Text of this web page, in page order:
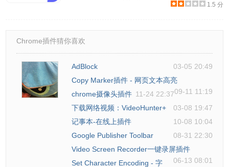
1.5 分
Chrome插件猜你喜欢
AdBlock
03-05 20:49
Copy Marker插件 - 网页文本高亮
09-11 11:19
chrome摄像头插件 11-24 22:37
下载网络视频：VideoHunter+
03-08 19:47
记事本-在线上插件
10-08 10:04
Google Publisher Toolbar
08-31 22:30
Video Screen Recorder一键录屏插件
06-13 08:01
Set Character Encoding - 字